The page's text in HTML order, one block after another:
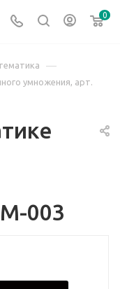
0
—
умножения, арт.
003